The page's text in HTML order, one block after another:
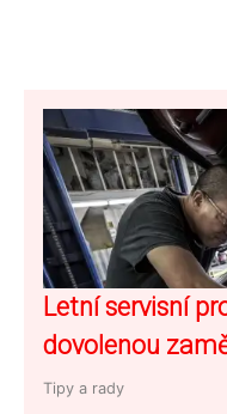
Letní servisní
dovolenou
Tipy a rady